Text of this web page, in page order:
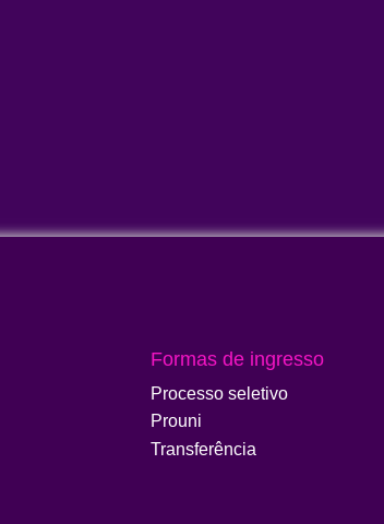
Formas de ingresso
Processo seletivo
Prouni
Transferência